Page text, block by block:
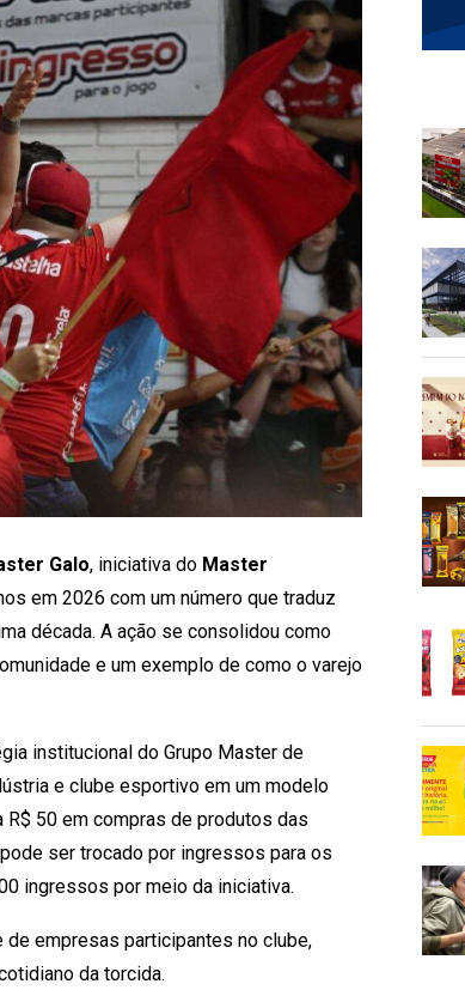
Galo, iniciativa do Master
em 2026 com um número que traduz
década. A ação se consolidou como
e um exemplo de como o varejo
institucional do Grupo Master de
e clube esportivo em um modelo
R$ 50 em compras de produtos das
ser trocado por ingressos para os
ingressos por meio da iniciativa.
empresas participantes no clube,
da torcida.